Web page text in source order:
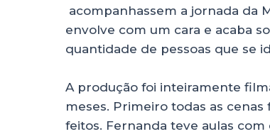
acompanhassem a jornada da
envolve com um cara e acaba
quantidade de pessoas que se
A produção foi inteiramente
meses. Primeiro todas as
feitos. Fernanda teve aulas com